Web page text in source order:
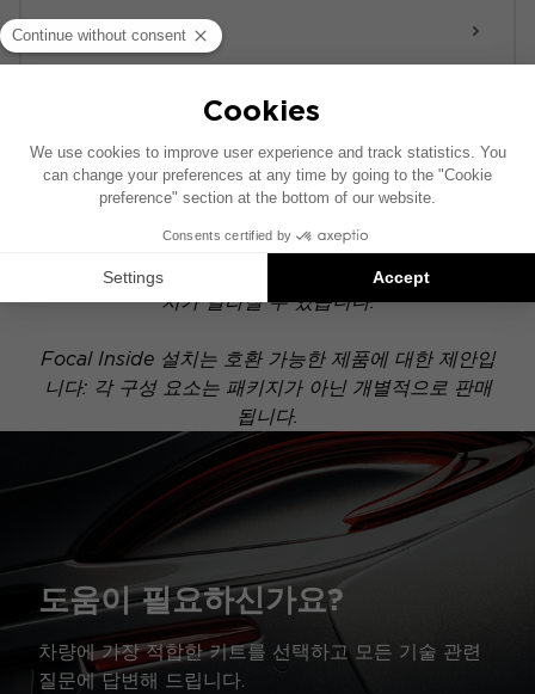
ACTIVE 6.0
기준으로 제작되었습니다. 차량에 특정 하이파이 옵션
이 장착되어 있는 경우, 도면에 표시된 구성 요소의 위
치가 달라질 수 있습니다.
Focal Inside 설치는 호환 가능한 제품에 대한 제안입
니다: 각 구성 요소는 패키지가 아닌 개별적으로 판매
됩니다.
도움이 필요하신가요?
차량에 가장 적합한 키트를 선택하고 모든 기술 관련
질문에 답변해 드립니다.